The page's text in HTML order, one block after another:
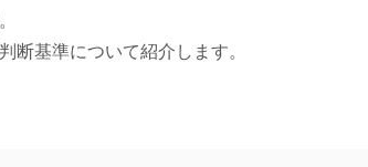
断基準について紹介します。